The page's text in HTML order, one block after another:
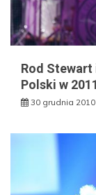
Rod Stewart
Polski w
30 grudnia 2010